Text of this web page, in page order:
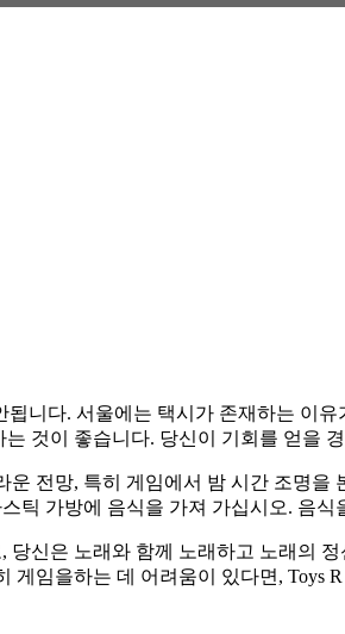
니다. 서울에는 택시가 존재하는 이
것이 좋습니다. 당신이 기회를 얻을
전망, 특히 게임에서 밤 시간 조명
틱 가방에 음식을 가져 가십시오. 음
신은 노래와 함께 노래하고 노래의
임을하는 데 어려움이 있다면,